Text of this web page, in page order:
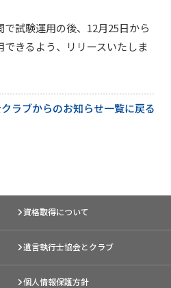
試験運用の後、12月25日から
きるよう、リリースいたしま
ラブからのお知らせ一覧に戻る
資格取得について
遺言執行士協会とクラブ
個人情報保護方針